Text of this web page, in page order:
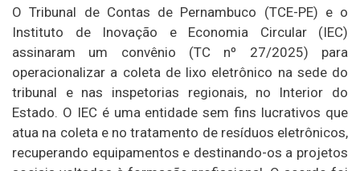
O Tribunal de Contas de Pernambuco (TCE-PE) e o
Instituto de Inovação e Economia Circular (IEC)
assinaram um convênio (TC nº 27/2025) para
operacionalizar a coleta de lixo eletrônico na sede do
tribunal e nas inspetorias regionais, no Interior do
Estado. O IEC é uma entidade sem fins lucrativos que
atua na coleta e no tratamento de resíduos eletrônicos,
recuperando equipamentos e destinando-os a projetos